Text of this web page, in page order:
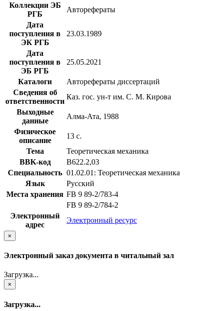
Коллекции ЭБ
РГБ
Авторефераты
Дата
поступления в
ЭК РГБ
23.03.1989
Дата
поступления в
ЭБ РГБ
25.05.2021
Каталоги
Авторефераты диссертаций
Сведения об
ответственности
Каз. гос. ун-т им. С. М. Кирова
Выходные
данные
Алма-Ата, 1988
Физическое
описание
13 с.
Тема
Теоретическая механика
BBK-код
В622.2,03
Специальность 01.02.01: Теоретическая механика
Язык
Русский
Места хранения FB 9 89-2/783-4
FB 9 89-2/784-2
Электронный
адрес
Электронный ресурс
×
Электронный заказ документа в читальный зал
Загрузка...
×
Загрузка...